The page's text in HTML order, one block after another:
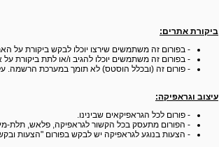
ביקורת אתרים:
- בפורום זה משתמשים שירצו יוכלו לבקש ביקורת על
- בפורום זה משתמשים יוכלו להגיב ו/או לתת ביקורת על
- פורום זה (ובכלל הוסטס) לא תומך במערכת הרשמה.
עיצוב וגראפיקה:
- פורום לכל הגראפיקאים שבינינו.
- הפורום מתעסק בכל הקשור לגראפיקה, פלאש, תלת-
- הצעות בנוגע לגראפיקה יש לבקש בפורום "הצעות